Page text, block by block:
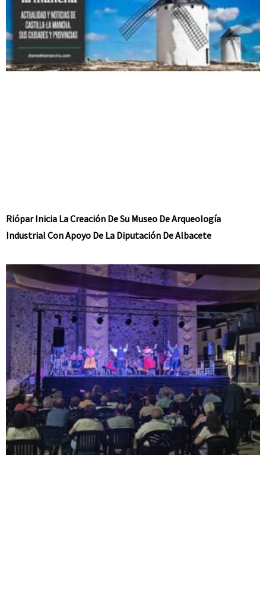
Riópar Inicia La Creación De Su Museo De Arqueología
Industrial Con Apoyo De La Diputación De Albacete